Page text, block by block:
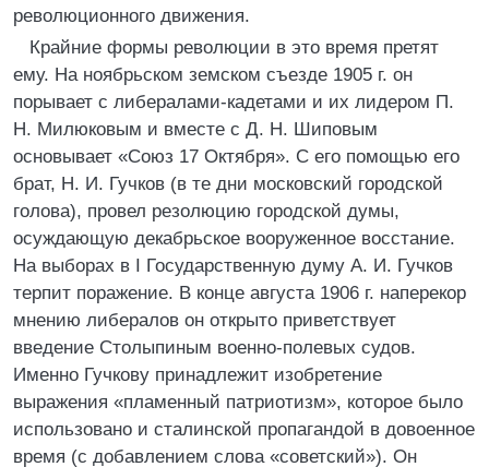
революционного движения.
Крайние формы революции в это время претят
ему. На ноябрьском земском съезде 1905 г. он
порывает с либералами-кадетами и их лидером П.
Н. Милюковым и вместе с Д. Н. Шиповым
основывает «Союз 17 Октября». С его помощью его
брат, Н. И. Гучков (в те дни московский городской
голова), провел резолюцию городской думы,
осуждающую декабрьское вооруженное восстание.
На выборах в I Государственную думу А. И. Гучков
терпит поражение. В конце августа 1906 г. наперекор
мнению либералов он открыто приветствует
введение Столыпиным военно-полевых судов.
Именно Гучкову принадлежит изобретение
выражения «пламенный патриотизм», которое было
использовано и сталинской пропагандой в довоенное
время (с добавлением слова «советский»). Он